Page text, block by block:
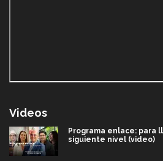
Videos
Programa enlace: para
siguiente nivel (video)